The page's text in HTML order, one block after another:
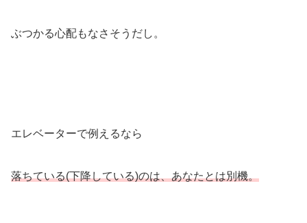
ぶつかる心配もなさそうだし。
エレベーターで例えるなら
落ちている(下降している)のは、あなたとは別機。